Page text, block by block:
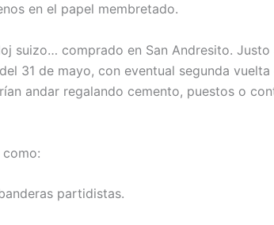
en el papel membretado.
suizo… comprado en San Andresito.
31 de mayo, con eventual segunda
andar regalando cemento, puestos o
partidistas.